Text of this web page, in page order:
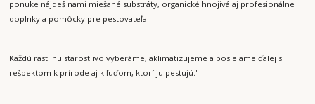
ponuke nájdeš nami miešané substráty, organické hnojivá aj profesionálne
doplnky a pomôcky pre pestovateľa.
Každú rastlinu starostlivo vyberáme, aklimatizujeme a posielame ďalej s
rešpektom k prírode aj k ľuďom, ktorí ju pestujú."